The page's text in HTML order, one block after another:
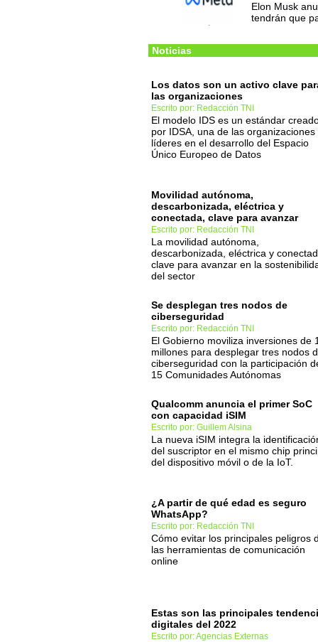
Elon Musk
tendrán que
Noticias
Los datos son un activo clave
las organizaciones
Escrito por: Redacción TNI
El modelo IDS es un estándar
por IDSA, una de las organizaciones
líderes en el desarrollo del Espacio
Único Europeo de Datos
Movilidad autónoma,
descarbonizada, eléctrica y
conectada, clave para avanzar
Escrito por: Redacción TNI
La movilidad autónoma,
descarbonizada, eléctrica y
clave para avanzar en la
del sector
Se desplegan tres nodos de
ciberseguridad
Escrito por: Redacción TNI
El Gobierno moviliza inversiones de
millones para desplegar tres nodos
ciberseguridad con la participación
15 Comunidades Autónomas
Qualcomm anuncia el primer SoC
con capacidad iSIM
Escrito por: Guillem Alsina
La nueva iSIM integra la
del suscriptor en el mismo chip
del dispositivo móvil o de la IoT.
¿A partir de qué edad es seguro
WhatsApp?
Escrito por: Redacción TNI
Cómo evitar los principales peligros
las herramientas de comunicación
online
Estas son las principales
digitales del 2022
Escrito por: Agencias Externas